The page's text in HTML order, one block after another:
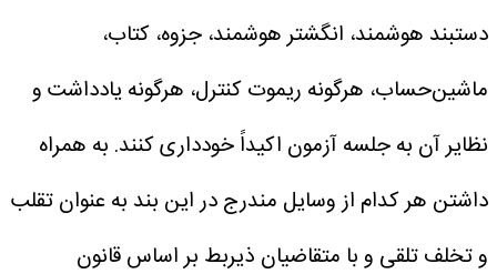
دستبند هوشمند، انگشتر هوشمند، جزوه، کتاب،
ماشین‌حساب، هرگونه ریموت کنترل، هرگونه یادداشت و
نظایر آن به جلسه آزمون اکیداً خودداری کنند. به همراه
داشتن هر کدام از وسایل مندرج در این بند به عنوان تقلب
و تخلف تلقی و با متقاضیان ذیربط بر اساس قانون